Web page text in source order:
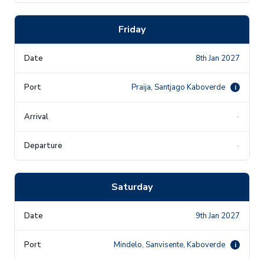
Friday
8th Jan 2027
Praija, Santjago Kaboverde i
-
-
Saturday
9th Jan 2027
Mindelo, Sanvisente, Kaboverde i